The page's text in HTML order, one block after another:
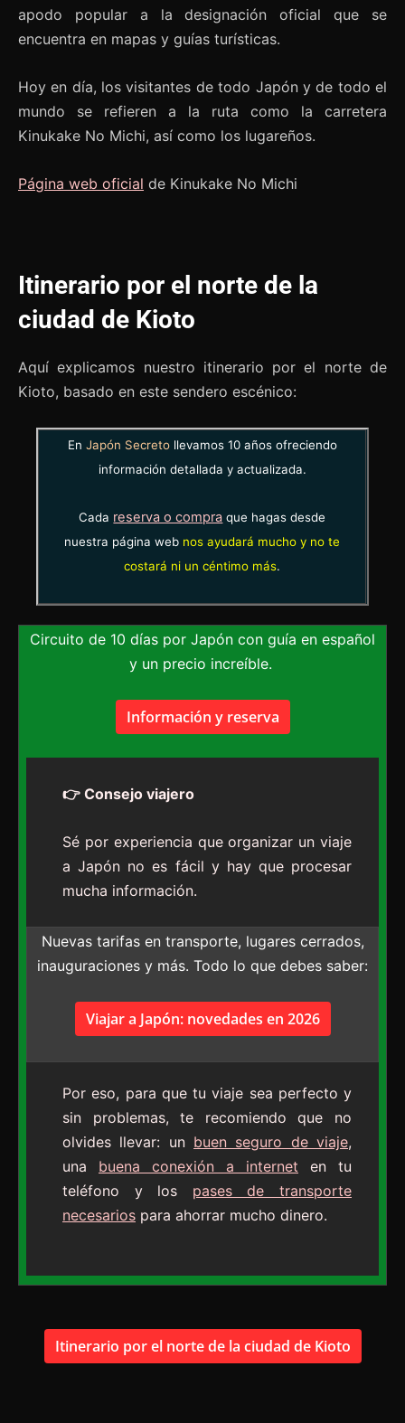
apodo popular a la designación oficial que se
encuentra en mapas y guías turísticas.
Hoy en día, los visitantes de todo Japón y de todo el
mundo se refieren a la ruta como la carretera
Kinukake No Michi, así como los lugareños.
Página web oficial de Kinukake No Michi
Itinerario por el norte de la
ciudad de Kioto
Aquí explicamos nuestro itinerario por el norte de
Kioto, basado en este sendero escénico:
En Japón Secretollevamos 10 años ofreciendo
información detallada y actualizada.
Cada reserva o compra que hagas desde
nuestra página web nos ayudará mucho y no te
costará ni un céntimo más.
Circuito de 10 días por Japón con guía en español
y un precio increíble.
Información y reserva
👉 Consejo viajero
Sé por experiencia que organizar un viaje
a Japón no es fácil y hay que procesar
mucha información.
Nuevas tarifas en transporte, lugares cerrados,
inauguraciones y más. Todo lo que debes saber:
Viajar a Japón: novedades en 2026
Por eso, para que tu viaje sea perfecto y
sin problemas, te recomiendo que no
olvides llevar: un buen seguro de viaje,
una
buena conexión a internet
en tu
teléfono y los
pases de transporte
necesarios para ahorrar mucho dinero.
Itinerario por el norte de la ciudad de Kioto